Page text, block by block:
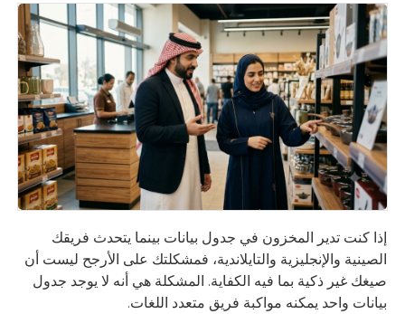
إذا كنت تدير المخزون في جدول بيانات بينما يتحدث فريقك
الصينية والإنجليزية والتايلاندية، فمشكلتك على الأرجح ليست أن
صيغك غير ذكية بما فيه الكفاية. المشكلة هي أنه لا يوجد جدول
بيانات واحد يمكنه مواكبة فريق متعدد اللغات.